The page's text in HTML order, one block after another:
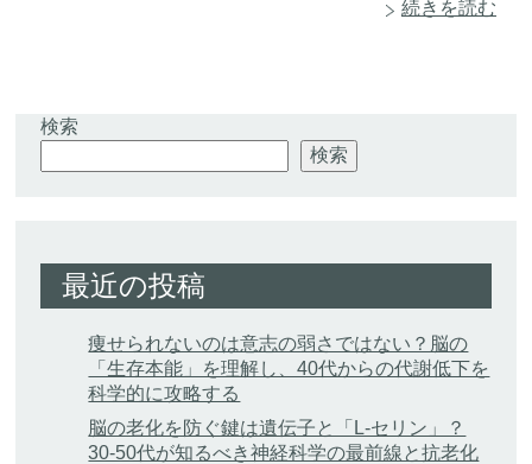
続きを読む
検索
検索
最近の投稿
痩せられないのは意志の弱さではない？脳の
「生存本能」を理解し、40代からの代謝低下を
科学的に攻略する
脳の老化を防ぐ鍵は遺伝子と「L-セリン」？
30-50代が知るべき神経科学の最前線と抗老化